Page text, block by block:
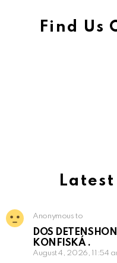
Find Us
Anonymous to
DOS
KONFISKÁ .
August 4, 2026, 11:54